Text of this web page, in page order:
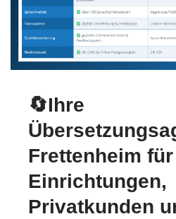
🔄Ihre
Frettenheim
Einrichtungen,
Privatkunden